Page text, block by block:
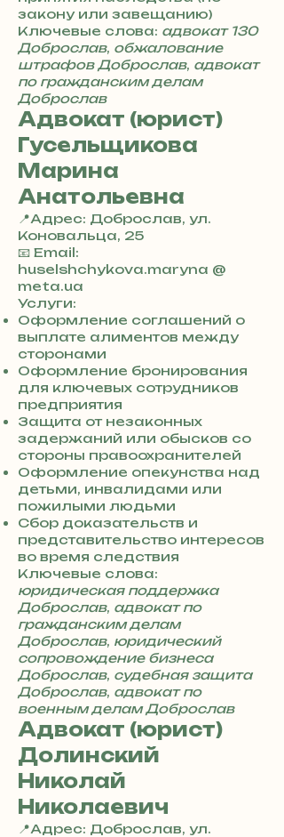
закону или завещанию)
Ключевые слова: адвокат 130
Доброслав, обжалование
штрафов Доброслав, адвокат
по гражданским делам
Доброслав
Адвокат (юрист)
Гусельщикова
Марина
Анатольевна
📍Адрес: Доброслав, ул.
Коновальца, 25
+
3
8
0
7
3
0
4
8
5
7
8
4
📧 Email:
huselshchykova.maryna @
meta.ua
Услуги:
Оформление соглашений о
выплате алиментов между
сторонами
Оформление бронирования
для ключевых сотрудников
предприятия
Защита от незаконных
задержаний или обысков со
стороны правоохранителей
Оформление опекунства над
детьми, инвалидами или
пожилыми людьми
Сбор доказательств и
представительство интересов
во время следствия
Ключевые слова:
юридическая поддержка
Доброслав, адвокат по
гражданским делам
Доброслав, юридический
сопровождение бизнеса
Доброслав, судебная защита
Доброслав, адвокат по
военным делам Доброслав
Адвокат (юрист)
Долинский
Николай
Николаевич
📍Адрес: Доброслав, ул.